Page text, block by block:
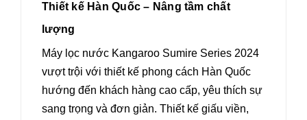
Thiết kế Hàn Quốc – Nâng tầm chất
lượng
Máy lọc nước Kangaroo Sumire Series 2024
vượt trội với thiết kế phong cách Hàn Quốc
hướng đến khách hàng cao cấp, yêu thích sự
sang trọng và đơn giản. Thiết kế giấu viền,